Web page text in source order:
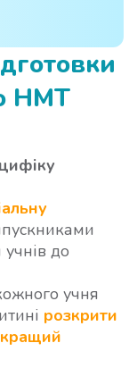
НМТ
учнів до
учня
розкрити